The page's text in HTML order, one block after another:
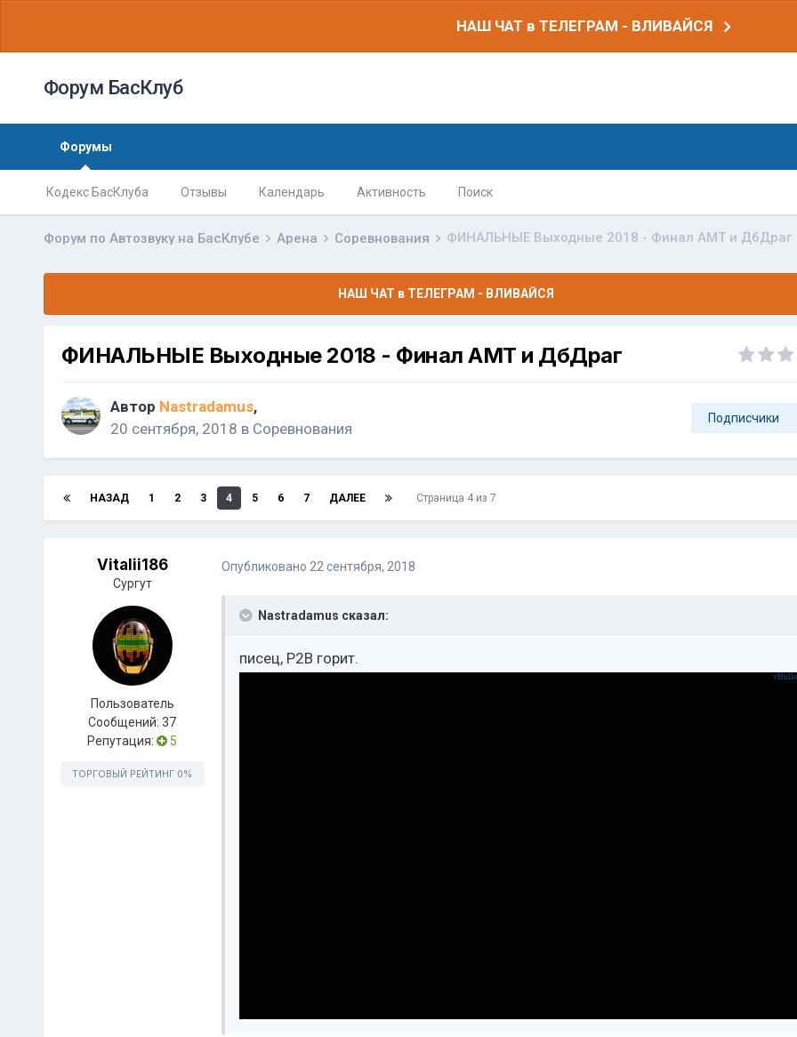
НАШ ЧАТ в ТЕЛЕГРАМ - ВЛИВАЙСЯ
Форум БасКлуб
Форумы
Кодекс БасКлуба Отзывы Календарь Активность Поиск
Форум по Автозвуку на БасКлубе Арена Соревнования ФИНАЛЬНЫЕ Выходные 2018 - Финал АМТ и ДбДраг
НАШ ЧАТ в ТЕЛЕГРАМ - ВЛИВАЙСЯ
ФИНАЛЬНЫЕ Выходные 2018 - Финал АМТ и ДбДраг
Автор Nastradamus,
20 сентября, 2018 в Соревнования
Подписчики
НАЗАД 1 2 3 4 5 6 7 ДАЛЕЕ Страница 4 из 7
Vitalii186
Сургут
Пользователь
Сообщений:37
Репутация:
5
ТОРГОВЫЙ РЕЙТИНГ 0%
Опубликовано 22 сентября, 2018
Nastradamus сказал:
писец, Р2В горит.